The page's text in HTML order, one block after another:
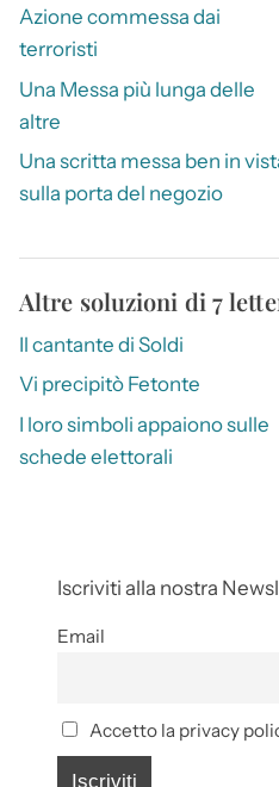
Azione commessa dai
terroristi
Una Messa più lunga delle
altre
Una scritta messa ben in
sulla porta del negozio
Altre soluzioni di 7
Il cantante di Soldi
Vi precipitò Fetonte
I loro simboli appaiono sulle
schede elettorali
Iscriviti alla nostra
Email
Accetto la privacy